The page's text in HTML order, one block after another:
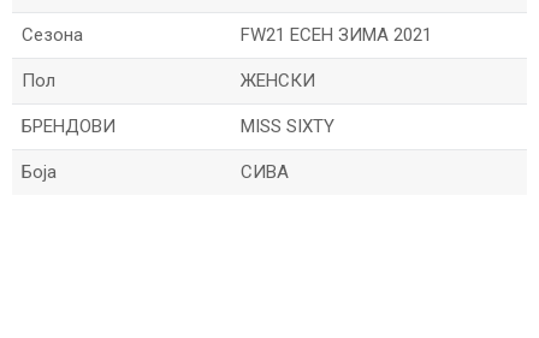
Сезона FW21 ЕСЕН ЗИМА 2021
Пол ЖЕНСКИ
БРЕНДОВИ MISS SIXTY
Боја СИВА